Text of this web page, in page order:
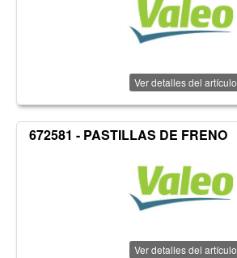
Ver detalles del artículo
672581 - PASTILLAS DE FRENO
Ver detalles del artículo